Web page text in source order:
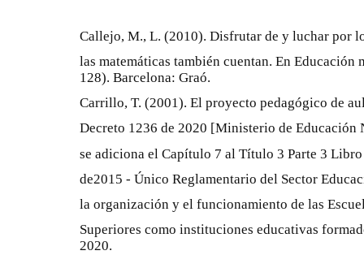
Callejo, M., L. (2010). Disfrutar de y luchar por
las matemáticas también cuentan. En
128). Barcelona: Graó.
Carrillo, T. (2001). El proyecto pedagógico de
Decreto 1236 de 2020 [Ministerio de Educación
se adiciona el Capítulo 7 al Título 3 Parte 3
de2015 - Único Reglamentario del Sector
la organización y el funcionamiento de las
Superiores como instituciones educativas
2020.